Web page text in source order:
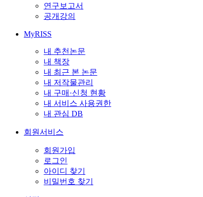
연구보고서
공개강의
MyRISS
내 추천논문
내 책장
내 최근 본 논문
내 저작물관리
내 구매·신청 현황
내 서비스 사용권한
내 관심 DB
회원서비스
회원가입
로그인
아이디 찾기
비밀번호 찾기